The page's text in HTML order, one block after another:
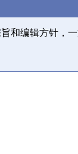
和编辑方针，